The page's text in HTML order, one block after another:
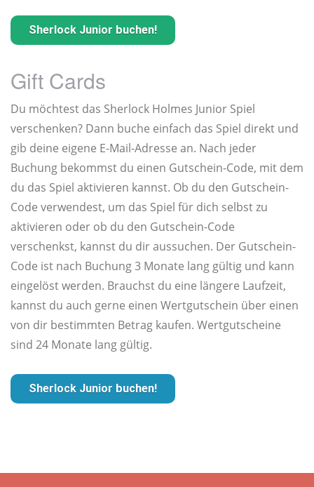
Sherlock Junior buchen!
Gift Cards
Du möchtest das Sherlock Holmes Junior Spiel
verschenken? Dann buche einfach das Spiel direkt und
gib deine eigene E-Mail-Adresse an. Nach jeder
Buchung bekommst du einen Gutschein-Code, mit dem
du das Spiel aktivieren kannst. Ob du den Gutschein-
Code verwendest, um das Spiel für dich selbst zu
aktivieren oder ob du den Gutschein-Code
verschenkst, kannst du dir aussuchen. Der Gutschein-
Code ist nach Buchung 3 Monate lang gültig und kann
eingelöst werden. Brauchst du eine längere Laufzeit,
kannst du auch gerne einen Wertgutschein über einen
von dir bestimmten Betrag kaufen. Wertgutscheine
sind 24 Monate lang gültig.
Sherlock Junior buchen!